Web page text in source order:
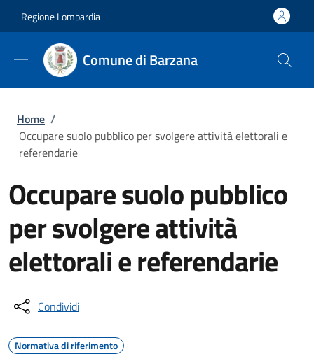
Regione Lombardia
Comune di Barzana
Briciole di pane
Home /
Occupare suolo pubblico per svolgere attività elettorali e
referendarie
Occupare suolo pubblico
per svolgere attività
elettorali e referendarie
Condividi
Normativa di riferimento